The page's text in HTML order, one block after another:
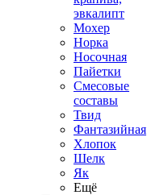
эвкалипт
Мохер
Норка
Носочная
Пайетки
Смесовые
составы
Твид
Фантазийная
Хлопок
Шелк
Як
Ещё